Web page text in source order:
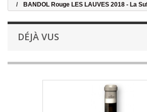
BANDOL Rouge LES LAUVES 2018 - La
DÉJÀ VUS